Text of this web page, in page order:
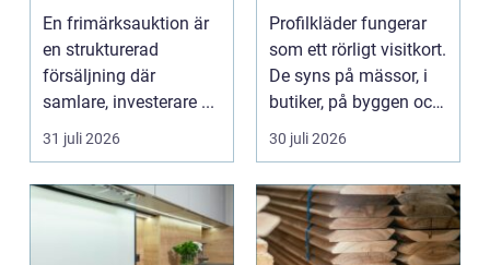
praktiken
En frimärksauktion är
en strukturerad
försäljning där
samlare, investerare ...
31 juli 2026
klubbar en
starkare identitet
Profilkläder fungerar
som ett rörligt visitkort.
De syns på mässor, i
butiker, på byggen och
längs v...
30 juli 2026